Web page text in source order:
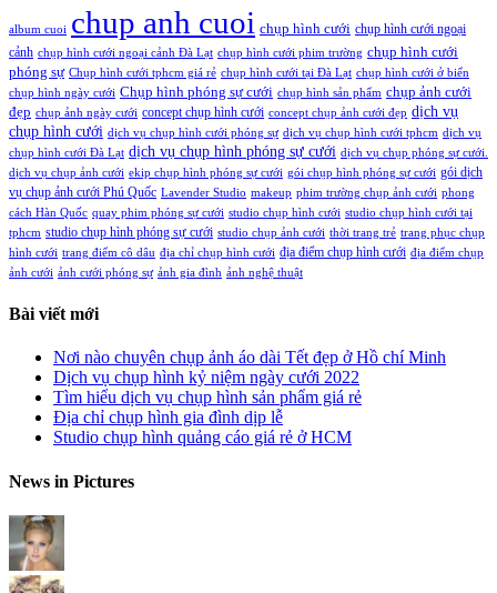
album cuoi chup anh cuoi chụp hình cưới chụp hình cưới ngoại
cảnh chụp hình cưới ngoại cảnh Đà Lạt chụp hình cưới phim trường chụp hình cưới
phóng sự Chụp hình cưới tphcm giá rẻ chụp hình cưới tại Đà Lạt chụp hình cưới ở biển
chụp hình ngày cưới Chụp hình phóng sự cưới chụp hình sản phẩm chụp ảnh cưới
đẹp chụp ảnh ngày cưới concept chụp hình cưới concept chụp ảnh cưới đẹp dịch vụ
chụp hình cưới dịch vụ chụp hình cưới phóng sự dịch vụ chụp hình cưới tphcm dịch vụ
chụp hình cưới Đà Lạt dịch vụ chụp hình phóng sự cưới dịch vụ chụp phóng sự cưới.
dịch vụ chụp ảnh cưới ekip chụp hình phóng sự cưới gói chụp hình phóng sự cưới gói dịch
vụ chụp ảnh cưới Phú Quốc Lavender Studio makeup phim trường chụp ảnh cưới phong
cách Hàn Quốc quay phim phóng sự cưới studio chụp hình cưới studio chụp hình cưới tại
tphcm studio chụp hình phóng sự cưới studio chụp ảnh cưới thời trang trẻ trang phục chụp
hình cưới trang điểm cô dâu địa chỉ chụp hình cưới địa điểm chụp hình cưới địa điểm chụp
ảnh cưới ảnh cưới phóng sự ảnh gia đình ảnh nghệ thuật
Bài viết mới
Nơi nào chuyên chụp ảnh áo dài Tết đẹp ở Hồ chí Minh
Dịch vụ chụp hình kỷ niệm ngày cưới 2022
Tìm hiểu dịch vụ chụp hình sản phẩm giá rẻ
Địa chỉ chụp hình gia đình dịp lễ
Studio chụp hình quảng cáo giá rẻ ở HCM
News in Pictures